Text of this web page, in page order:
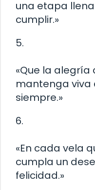
una etapa
cumplir.»
5.
«Que la alegría
mantenga viva
siempre.»
6.
«En cada vela
cumpla un
felicidad.»